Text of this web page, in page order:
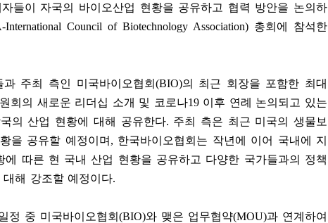
들이 자국의 바이오산업 현황을 공유하고 협력 방안을 논의하
International Council of Biotechnology Association) 총회에 참석한
주최 측인 미국바이오협회 (BIO)의 최근 회장을 포함한 최대
회의 새로운 리더십 소개 및 코로나19 이후 연례 논의되고 있는
의 산업 현황에 대해 공유한다. 주최 측은 최근 미국의 생물보
을 공유할 예정이며 , 한국바이오협회는 작년에 이어 국내에 지
에 따른 현 국내 산업 현황을 공유하고 다양한 국가들과의 정책
해 강조할 예정이다.
정 중 미국바이오협회 (BIO)와 맺은 업무협약(MOU)과 연계하여